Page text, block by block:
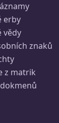
erby
vědy
znaků
z matrik